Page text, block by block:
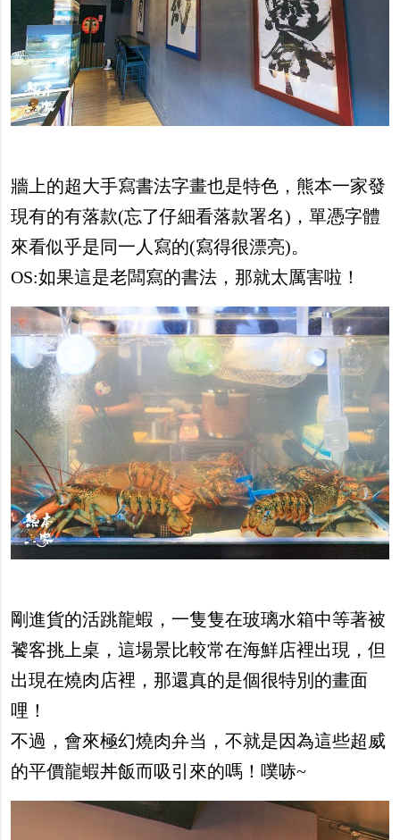
牆上的超大手寫書法字畫也是特色，熊本一家發
現有的有落款(忘了仔細看落款署名)，單憑字體
來看似乎是同一人寫的(寫得很漂亮)。
OS:如果這是老闆寫的書法，那就太厲害啦！
剛進貨的活跳龍蝦，一隻隻在玻璃水箱中等著被
饕客挑上桌，這場景比較常在海鮮店裡出現，但
出現在燒肉店裡，那還真的是個很特別的畫面
哩！
不過，會來極幻燒肉弁当，不就是因為這些超威
的平價龍蝦丼飯而吸引來的嗎！噗哧~